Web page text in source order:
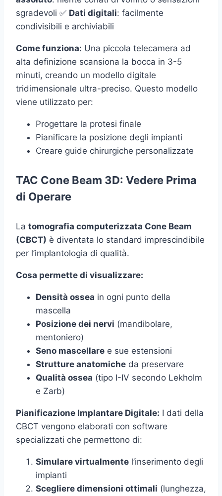
sgradevoli ✅ Dati digitali: facilmente
condivisibili e archiviabili
Come funziona: Una piccola telecamera ad
alta definizione scansiona la bocca in 3-5
minuti, creando un modello digitale
tridimensionale ultra-preciso. Questo modello
viene utilizzato per:
Progettare la protesi finale
Pianificare la posizione degli impianti
Creare guide chirurgiche personalizzate
TAC Cone Beam 3D: Vedere Prima
di Operare
La tomografia computerizzata Cone Beam
(CBCT) è diventata lo standard imprescindibile
per l’implantologia di qualità.
Cosa permette di visualizzare:
Densità ossea in ogni punto della
mascella
Posizione dei nervi (mandibolare,
mentoniero)
Seno mascellare e sue estensioni
Strutture anatomiche da preservare
Qualità ossea (tipo I-IV secondo Lekholm
e Zarb)
Pianificazione Implantare Digitale: I dati della
CBCT vengono elaborati con software
specializzati che permettono di:
Simulare virtualmente l’inserimento degli
impianti
Scegliere dimensioni ottimali (lunghezza,